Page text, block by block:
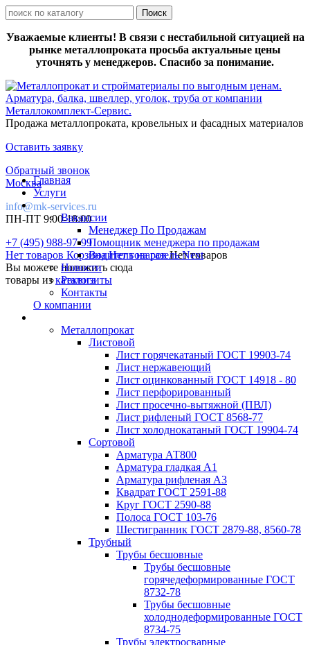
Уважаемые клиенты! В связи с нестабильной ситуацией на
рынке металлопроката просьба актуальные цены
уточнять у менеджеров. Спасибо за понимание.
Продажа металлопроката, кровельных и фасадных материалов
Оставить заявку
Обратный звонок
Москва
info@mk-services.ru
ПН-ПТ 9:00-18:00
+7 (495) 988-97-99
Нет товаров КорзинаНет товаровНет товаров
Вы можете положить сюда
товары изкаталога
Главная
Услуги
Вакансии
Менеджер По Продажам
Помощник менеджера по продажам
Водитель на газель Next
Новости
Реквизиты
Контакты
О компании
Металлопрокат
Листовой
Лист горячекатаный ГОСТ 19903-74
Лист нержавеющий
Лист оцинкованный ГОСТ 14918 - 80
Лист перфорированный
Лист просечно-вытяжной (ПВЛ)
Лист рифленый ГОСТ 8568-77
Лист холоднокатаный ГОСТ 19904-74
Сортовой
Арматура АТ800
Арматура гладкая А1
Арматура рифленая А3
Квадрат ГОСТ 2591-88
Круг ГОСТ 2590-88
Полоса ГОСТ 103-76
Шестигранник ГОСТ 2879-88, 8560-78
Трубный
Трубы бесшовные
Трубы бесшовные
горячедеформированные ГОСТ
8732-78
Трубы бесшовные
холоднодеформированные ГОСТ
8734-75
Трубы электросварные